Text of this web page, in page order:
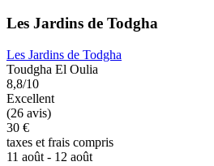
Les Jardins de Todgha
Les Jardins de Todgha
Toudgha El Oulia
8,8/10
Excellent
(26 avis)
30 €
taxes et frais compris
11 août - 12 août